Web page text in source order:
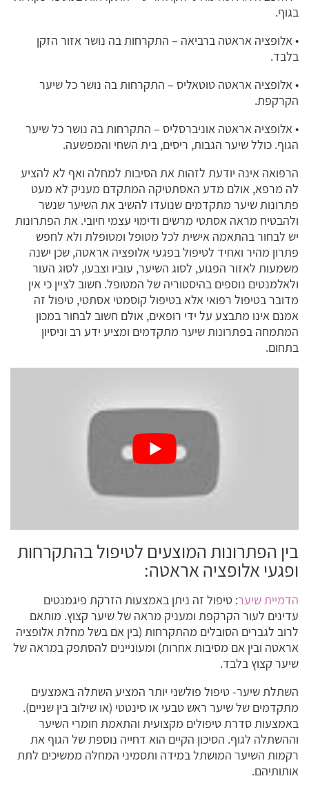
בגוף.
• אלופציה אראטה ברביאה – התקרחות בה נושר אזור הזקן
בלבד.
• אלופציה אראטה טוטאליס – התקרחות בה נושר כל שיער
הקרקפת.
• אלופציה אראטה אוניברסליס – התקרחות בה נושר כל שיער
הגוף. כולל שיער הגבות, ריסים, בית השחי והמפשעה.
הרפואה אינה יודעת לזהות את הסיבות למחלה ואף לא להציע
לה מרפא, אולם מדע האסתטיקה המתקדם מעניק לא מעט
פתרונות שיער מתקדמים שנועדו להשיב את השיער שנשר
ולהבטיח מראה אסתטי מרשים ודימוי עצמי חיובי. את הפתרונות
יש לבחור בהתאמה אישית לכל מטופל ומטופלת ולא לחפש
פתרון מהיר ואחיד לטיפול בפגעי אלופציה אראטה, שכן ישנה
משמעות לאזור הפגוע, לסוג השיער, עוביו וצבעו, לסוג העור
ולאלמנטים נוספים בהיסטוריה של המטופל. חשוב לציין כי אין
מדובר בטיפול רפואי אלא בטיפול קוסמטי אסתטי, טיפול זה
אמנם אינו מתבצע על ידי רופאים, אולם חשוב לבחור במכון
המתמחה בפתרונות שיער מתקדמים ומציע ידע רב וניסיון
בתחום.
בין הפתרונות המוצעים לטיפול בהתקרחות
ופגעי אלופציה אראטה:
הדמיית שיער: טיפול זה ניתן באמצעות הזרקת פיגמנטים
עדינים לעור הקרקפת ומעניק מראה של שיער קצוץ. מותאם
לרוב לגברים הסובלים מהתקרחות (בין אם בשל מחלת אלופציה
אראטה ובין אם מסיבות אחרות) ומעוניינים להסתפק במראה של
שיער קצוץ בלבד.
השתלת שיער- טיפול פולשני יותר המציע השתלה באמצעים
מתקדמים של שיער ראש טבעי או סינטטי (או שילוב בין שניים).
באמצעות סדרת טיפולים מקצועית והתאמת חומרי השיער
וההשתלה לגוף. הסיכון הקיים הוא דחייה נוספת של הגוף את
רקמות השיער המושתל במידה ותסמיני המחלה ממשיכים לתת
אותותיהם.